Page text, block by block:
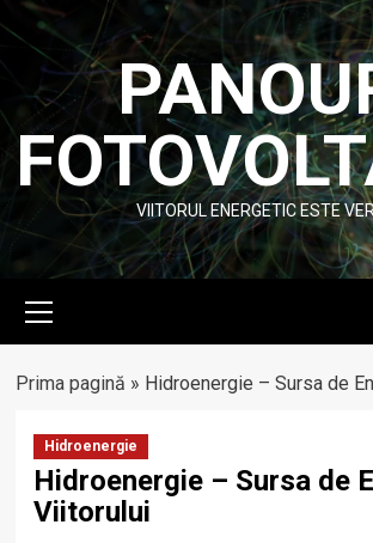
Skip
to
content
VIITORUL ENERGETIC ESTE
Menu
Prima pagină » Hidroenergie – Sursa de
Hidroenergie
Hidroenergie – Sursa de
Viitorului